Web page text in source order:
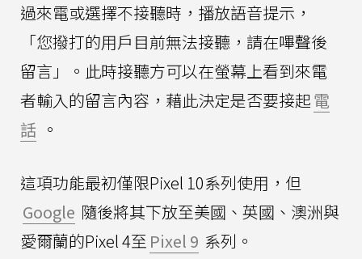
過來電或選擇不接聽時，播放語音提示，
「您撥打的用戶目前無法接聽，請在嗶聲後
留言」。此時接聽方可以在螢幕上看到來電
者輸入的留言內容，藉此決定是否要接起電
話 。
這項功能最初僅限Pixel 10系列使用，但
Google 隨後將其下放至美國、英國、澳洲與
愛爾蘭的Pixel 4至 Pixel 9 系列。